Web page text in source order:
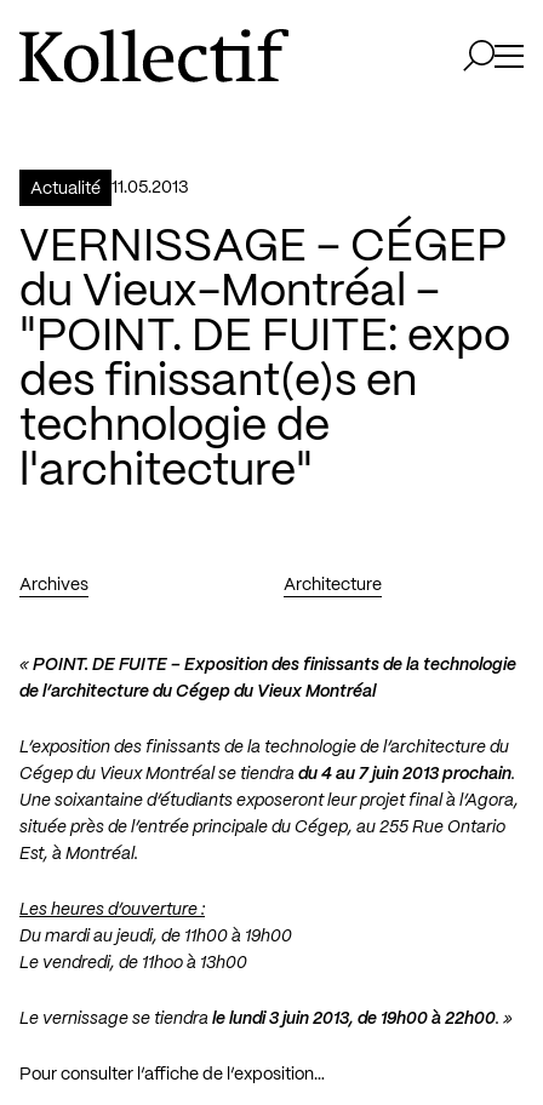
Aller à la page d'accueil
Logo Kollectif
Actualité 11.05.2013
VERNISSAGE – CÉGEP
du Vieux-Montréal –
"POINT. DE FUITE: expo
des finissant(e)s en
technologie de
l'architecture"
Archives Architecture
« POINT. DE FUITE – Exposition des finissants de la technologie
de l’architecture du Cégep du Vieux Montréal
L’exposition des finissants de la technologie de l’architecture du
Cégep du Vieux Montréal se tiendra du 4 au 7 juin 2013 prochain.
Une soixantaine d’étudiants exposeront leur projet final à l’Agora,
située près de l’entrée principale du Cégep, au 255 Rue Ontario
Est, à Montréal.
Les heures d’ouverture :
Du mardi au jeudi, de 11h00 à 19h00
Le vendredi, de 11hoo à 13h00
Le vernissage se tiendra le lundi 3 juin 2013, de 19h00 à 22h00. »
Pour consulter l’affiche de l’exposition…